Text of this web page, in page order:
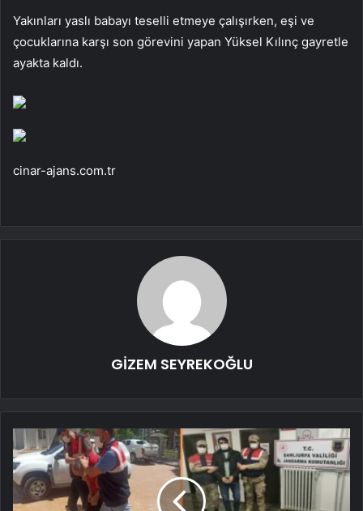
Yakınları yaslı babayı teselli etmeye çalışırken, eşi ve
çocuklarına karşı son görevini yapan Yüksel Kılınç gayretle
ayakta kaldı.
cinar-ajans.com.tr
GİZEM SEYREKOĞLU